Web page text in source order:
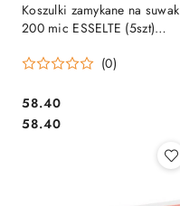
Koszulki zamykane na suwak
200 mic ESSELTE (5szt)
(0)
Cena:
58.40
Cena:
58.40